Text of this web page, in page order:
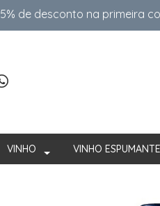
5% de desconto na primeira
VINHO VINHO ESPUMANTE